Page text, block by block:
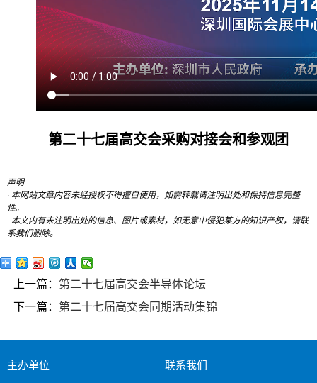
第二十七届高交会采购对接会和参观团
声明
· 本网站文章内容未经授权不得擅自使用，如需转载请注明出处和保持信息完整
性。
· 本文内有未注明出处的信息、图片或素材，如无意中侵犯某方的知识产权，请联
系我们删除。
上一篇： 第二十七届高交会半导体论坛
下一篇： 第二十七届高交会同期活动集锦
主办单位 联系我们